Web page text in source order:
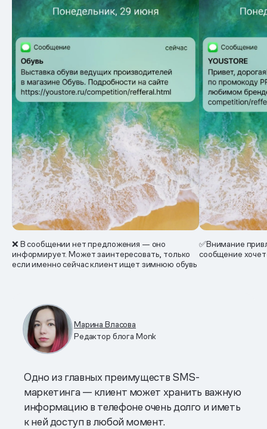
❌ В сообщении нет предложения — оно
информирует. Может заинтересовать, только
если именно сейчас клиент ищет зимнюю обувь
✅Внимание
сообщение
Марина Власова
Редактор блога Monk
Одно из главных преимуществ SMS-
маркетинга — клиент может хранить важную
информацию в телефоне очень долго и иметь
к ней доступ в любой момент.